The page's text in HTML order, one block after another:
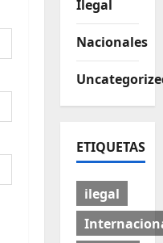
Ilegal
Nacionales
ETIQUETAS
ilegal